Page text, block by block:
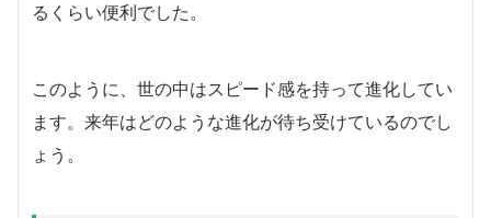
るくらい便利でした。
このように、世の中はスピード感を持って進化してい
ます。来年はどのような進化が待ち受けているのでし
ょう。